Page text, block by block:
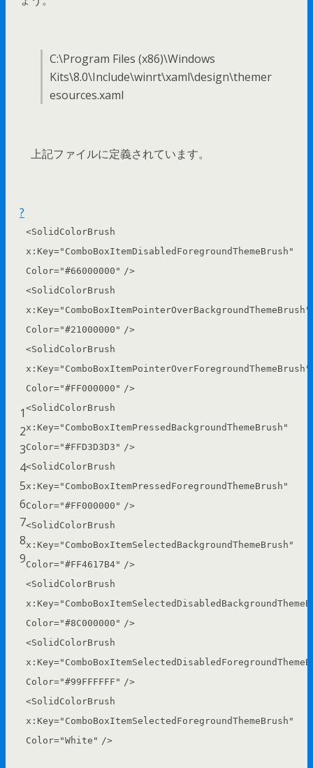
C:\Program Files (x86)\Windows
Kits\8.0\Include\winrt\xaml\design\themer
esources.xaml
上記ファイルに定義されています。
?
1
2
3
4
5
6
7
8
9
<SolidColorBrush
x:Key="ComboBoxItemDisabledForegroundThemeBrush"
Color="#66000000" />
<SolidColorBrush
x:Key="ComboBoxItemPointerOverBackgroundThemeBrush"
Color="#21000000" />
<SolidColorBrush
x:Key="ComboBoxItemPointerOverForegroundThemeBrush"
Color="#FF000000" />
<SolidColorBrush
x:Key="ComboBoxItemPressedBackgroundThemeBrush"
Color="#FFD3D3D3" />
<SolidColorBrush
x:Key="ComboBoxItemPressedForegroundThemeBrush"
Color="#FF000000" />
<SolidColorBrush
x:Key="ComboBoxItemSelectedBackgroundThemeBrush"
Color="#FF4617B4" />
<SolidColorBrush
x:Key=
Color="#8C000000" />
<SolidColorBrush
x:Key=
Color="#99FFFFFF" />
<SolidColorBrush
x:Key="ComboBoxItemSelectedForegroundThemeBrush"
Color="White" />